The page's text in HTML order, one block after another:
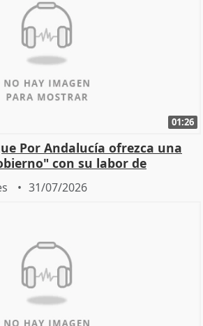
01:26
Por Andalucía ofrezca una
con su labor de
31/07/2026